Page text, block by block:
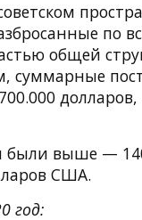
по
общей
суммарные
были выше —
США.
год: